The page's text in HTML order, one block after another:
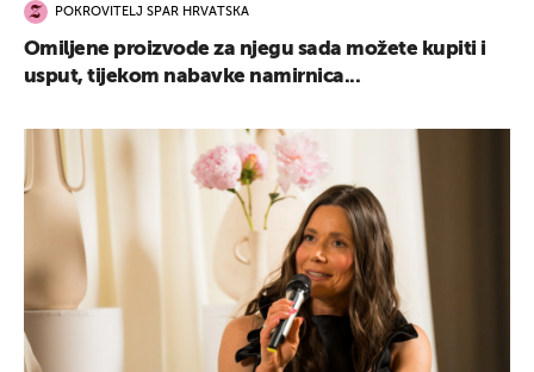
POKROVITELJ SPAR HRVATSKA
Omiljene proizvode za njegu sada možete kupiti i
usput, tijekom nabavke namirnica...